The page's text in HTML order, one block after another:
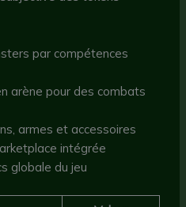
par compétences
arène pour des combats
armes et accessoires
intégrée
globale du jeu